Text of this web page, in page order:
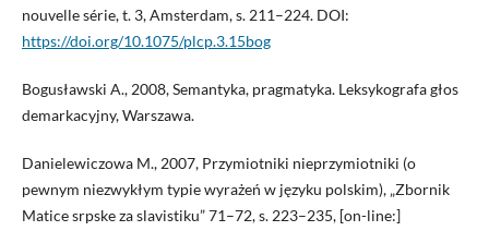
nouvelle série, t. 3, Amsterdam, s. 211–224. DOI:
https://doi.org/10.1075/plcp.3.15bog
Bogusławski A., 2008, Semantyka, pragmatyka. Leksykografa głos
demarkacyjny, Warszawa.
Danielewiczowa M., 2007, Przymiotniki nieprzymiotniki (o
pewnym niezwykłym typie wyrażeń w języku polskim), „Zbornik
Matice srpske za slavistiku” 71–72, s. 223–235, [on-line:]